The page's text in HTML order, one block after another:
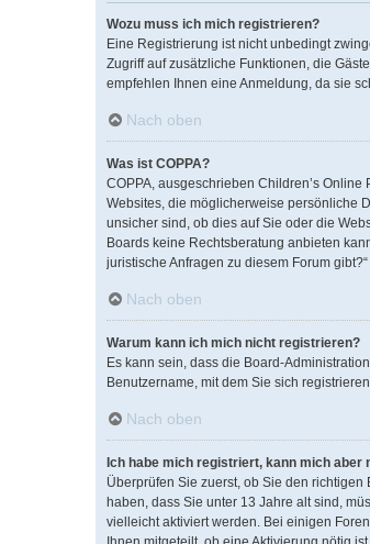
Wozu muss ich mich registrieren?
Eine Registrierung ist nicht unbedingt
Zugriff auf zusätzliche Funktionen, die
empfehlen Ihnen eine Anmeldung, da sie
Nach oben
Was ist COPPA?
COPPA, ausgeschrieben Children’s
Websites, die möglicherweise persönliche
unsicher sind, ob dies auf Sie oder die
Boards keine Rechtsberatung anbieten
juristische Anfragen zu diesem Forum
Nach oben
Warum kann ich mich nicht registrieren?
Es kann sein, dass die Board-
Benutzername, mit dem Sie sich
Nach oben
Ich habe mich registriert, kann mich aber
Überprüfen Sie zuerst, ob Sie den
haben, dass Sie unter 13 Jahre alt sind,
vielleicht aktiviert werden. Bei einigen